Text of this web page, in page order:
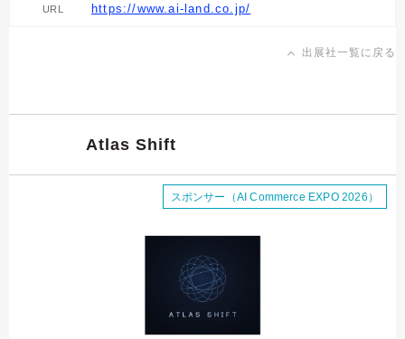
URL https://www.ai-land.co.jp/
出展社一覧に戻る
Atlas Shift
スポンサー（AI Commerce EXPO 2026）